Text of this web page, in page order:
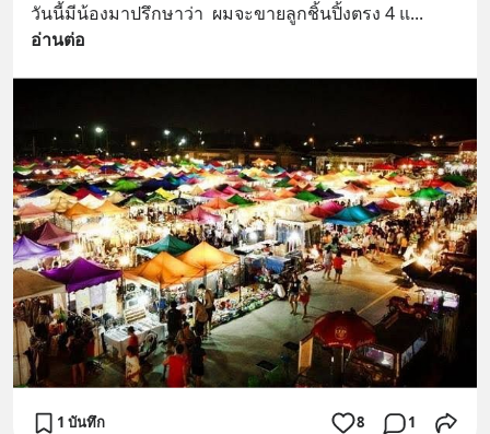
วันนี้มีน้องมาปรึกษาว่า  ผมจะขายลูกชิ้นปิ้งตรง 4 แ
อ่านต่อ
1 บันทึก 8 1